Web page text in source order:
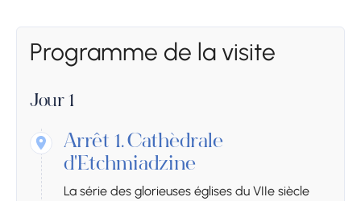
Programme de la visite
Jour 1
Arrêt 1.Cathédrale
d'Etchmiadzine
La série des glorieuses églises du VIIe siècle